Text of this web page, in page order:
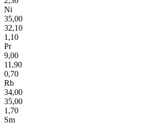
Ni
35,00
32,10
1,10
Pr
9,00
11,90
0,70
Rb
34,00
35,00
1,70
Sm